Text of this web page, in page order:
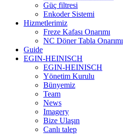
Güç filtresi
Enkoder Sistemi
Hizmetlerimiz
Freze Kafası Onarımı
NC Döner Tabla Onarımı
Guide
EGIN-HEINISCH
EGIN-HEINISCH
Yönetim Kurulu
Bünyemiz
Team
News
Imagery
Bize Ulaşın
Canlı talep